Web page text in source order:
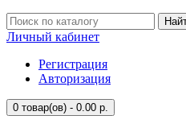
Личный кабинет
Регистрация
Авторизация
0 товар(ов) - 0.00 р.